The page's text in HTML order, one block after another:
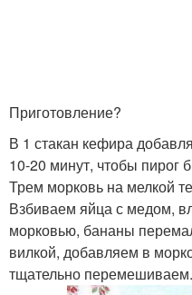
Приготовление?
В 1 стакан кефира
10-20 минут, чтобы пирог
Трем морковь на мелкой
Взбиваем яйца с медом,
морковью, бананы
вилкой, добавляем в
тщательно перемешиваем.